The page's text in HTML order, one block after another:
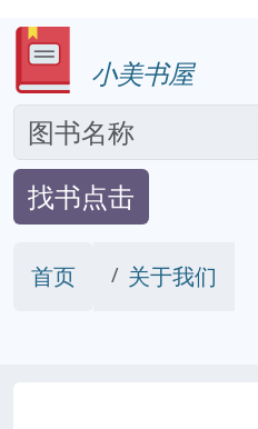
小美书屋
找书点击
首页 关于我们